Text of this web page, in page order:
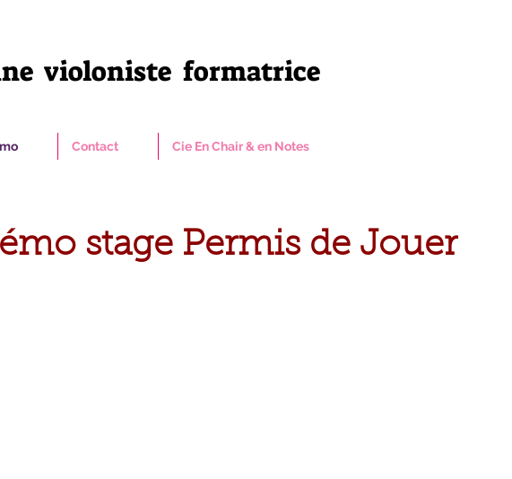
violoniste formatrice
Contact Cie En Chair & en Notes
stage Permis de Jouer